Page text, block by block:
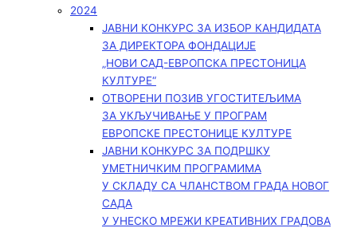
2024
ЈАВНИ КОНКУРС ЗА ИЗБОР КАНДИДАТА
ЗА ДИРЕКТОРА ФОНДАЦИЈЕ
„НОВИ САД-ЕВРОПСКА ПРЕСТОНИЦА
КУЛТУРЕ“
ОТВОРЕНИ ПОЗИВ УГОСТИТЕЉИМА
ЗА УКЉУЧИВАЊЕ У ПРОГРАМ
ЕВРОПСКЕ ПРЕСТОНИЦЕ КУЛТУРЕ
ЈАВНИ КОНКУРС ЗА ПОДРШКУ
УМЕТНИЧКИМ ПРОГРАМИМА
У СКЛАДУ СА ЧЛАНСТВОМ ГРАДА НОВОГ
САДА
У УНЕСКО МРЕЖИ КРЕАТИВНИХ ГРАДОВА